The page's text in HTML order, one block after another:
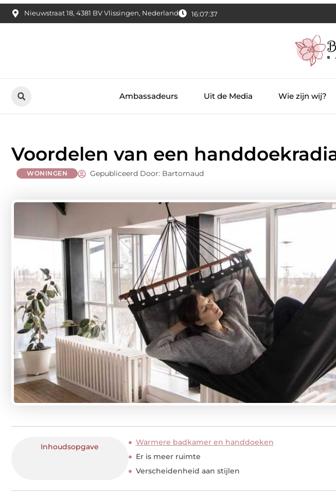
Nieuwstraat 18, 4381 BV Vlissingen, Nederland 16:07:39
Ambassadeurs Uit de Media Wie zijn wij?
Voordelen van een
WONINGEN Gepubliceerd Door: Bartomaud
Inhoudsopgave
Warmere badkamer en handdoeken
Er is meer ruimte
Verscheidenheid aan stijlen